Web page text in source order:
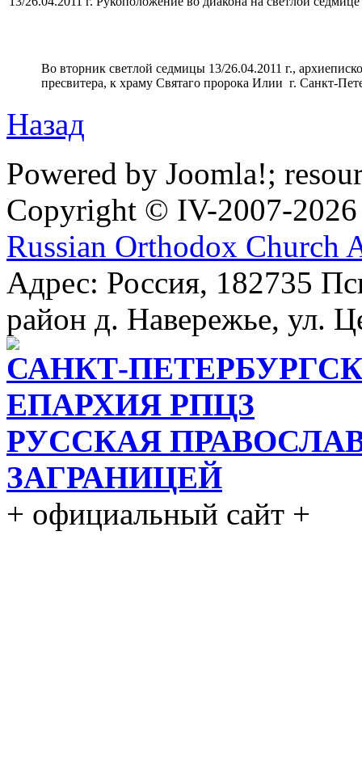
Во вторник светлой седмицы 13/26.04.2011 г.,
пресвитера, к храму Святаго пророка Илии г. Санкт-
Назад
Powered by Joomla!;
Copyright © IV-2007-2026
Russian Orthodox Church
Адрес: Россия, 182735
район д. Навережье, ул.
САНКТ-
ЕПАРХИЯ РПЦЗ
РУССКАЯ
ЗАГРАНИЦЕЙ
+ официальный сайт +